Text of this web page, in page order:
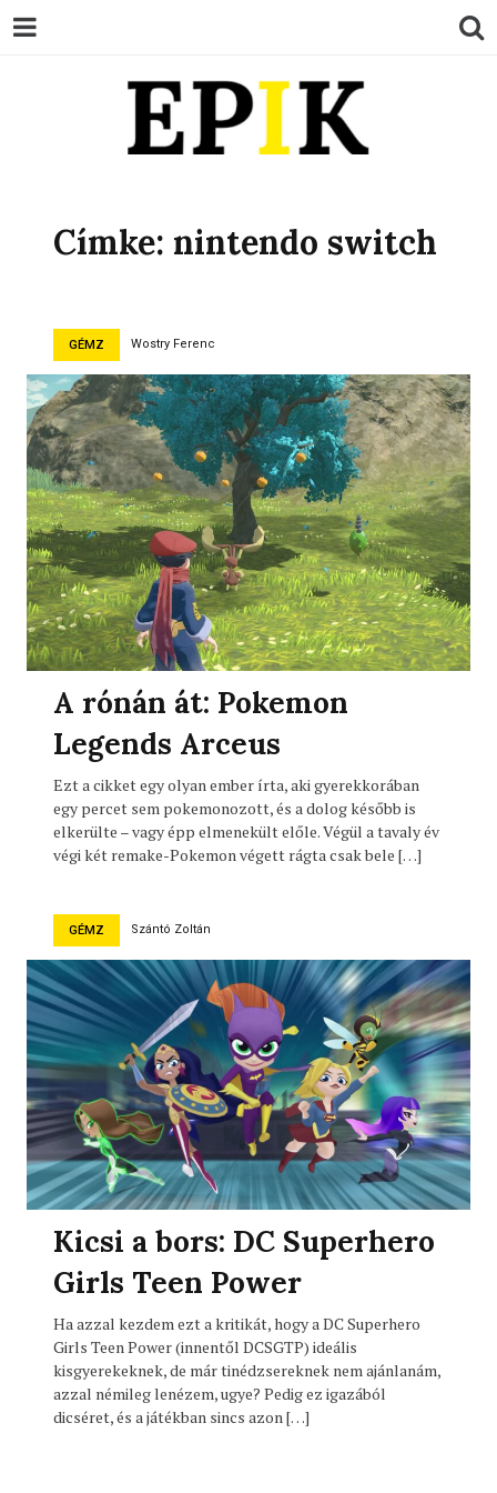
EPIK
Címke: nintendo switch
GÉMZ Wostry Ferenc
A rónán át: Pokemon
Legends Arceus
Ezt a cikket egy olyan ember írta, aki gyerekkorában
egy percet sem pokemonozott, és a dolog később is
elkerülte – vagy épp elmenekült előle. Végül a tavaly év
végi két remake-Pokemon végett rágta csak bele […]
GÉMZ Szántó Zoltán
Kicsi a bors: DC Superhero
Girls Teen Power
Ha azzal kezdem ezt a kritikát, hogy a DC Superhero
Girls Teen Power (innentől DCSGTP) ideális
kisgyerekeknek, de már tinédzsereknek nem ajánlanám,
azzal némileg lenézem, ugye? Pedig ez igazából
dicséret, és a játékban sincs azon […]